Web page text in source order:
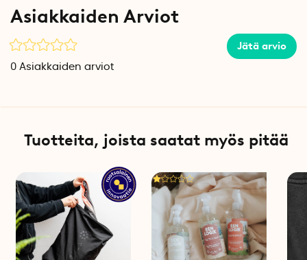
Tilaa säästävä säilytys
Kuivaustelineen alumiinikoukut voidaan taittaa kokoon
kompaktia säilytystä varten.
Tekniset tiedot
Pituus: 40,5 cm
Ripustimien määrä: 32
Määrä per pakkaus: 1
Asiakkaiden Arviot
Jätä arvio
0 Asiakkaiden arviot
Tuotteita, joista saatat myös pitää